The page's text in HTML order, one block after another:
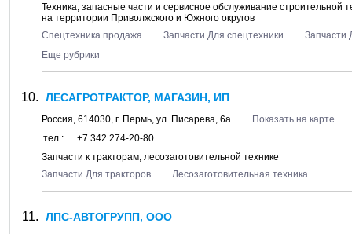
Техника, запасные части и сервисное обслуживание
на территории Приволжского и Южного округов
Спецтехника продажа
Запчасти Для спецтехники
Запчасти
Еще рубрики
ЛЕСАГРОТРАКТОР, МАГАЗИН, ИП
Россия, 614030, г. Пермь, ул. Писарева, 6а
Показать на карте
тел.:
+7 342 274-20-80
Запчасти к тракторам, лесозаготовительной технике
Запчасти Для тракторов
Лесозаготовительная техника
ЛПС-АВТОГРУПП, ООО